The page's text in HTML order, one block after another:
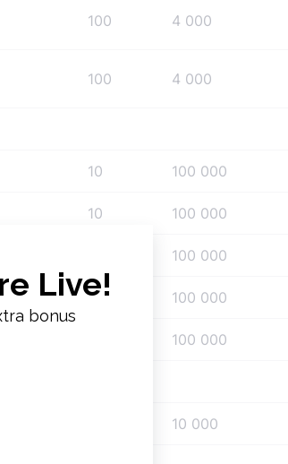
100 4 000
100 4 000
10 100 000
10 100 000
100 000
10 100 000
100 000
10 000